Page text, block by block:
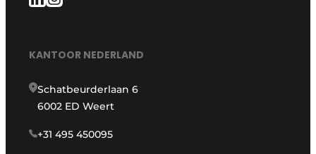
KANTOOR NEDERLAND
Schatbeurderlaan 6
6002 ED Weert
+31 495 450095